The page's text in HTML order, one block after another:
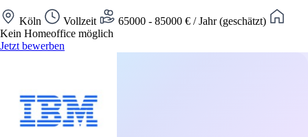
Köln Vollzeit
65000 - 85000 € / Jahr (geschätzt)
Kein Homeoffice möglich
Jetzt bewerben